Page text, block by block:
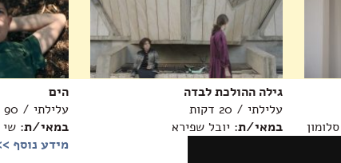
הים
עלילתי / 90 דקות
במאי/ת: שי
מידע נוסף
גילה ההולכת לבדה
עלילתי / 20 דקות
במאי/ת: יובל שפירא